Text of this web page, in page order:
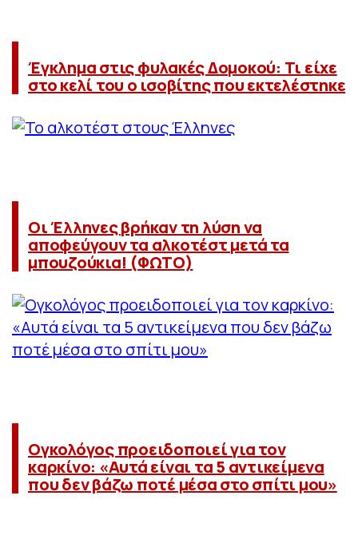
Έγκλημα στις φυλακές Δομοκού: Τι είχε
στο κελί του ο ισοβίτης που εκτελέστηκε
Οι Έλληνες βρήκαν τη λύση να
αποφεύγουν τα αλκοτέστ μετά τα
μπουζούκια! (ΦΩΤΟ)
Ογκολόγος προειδοποιεί για τον
καρκίνο: «Αυτά είναι τα 5 αντικείμενα
που δεν βάζω ποτέ μέσα στο σπίτι μου»